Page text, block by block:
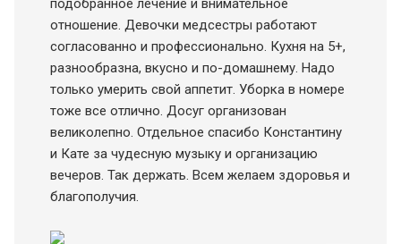
подобранное лечение и внимательное
отношение. Девочки медсестры работают
согласованно и профессионально. Кухня на 5+,
разнообразна, вкусно и по-домашнему. Надо
только умерить свой аппетит. Уборка в номере
тоже все отлично. Досуг организован
великолепно. Отдельное спасибо Константину
и Кате за чудесную музыку и организацию
вечеров. Так держать. Всем желаем здоровья и
благополучия.